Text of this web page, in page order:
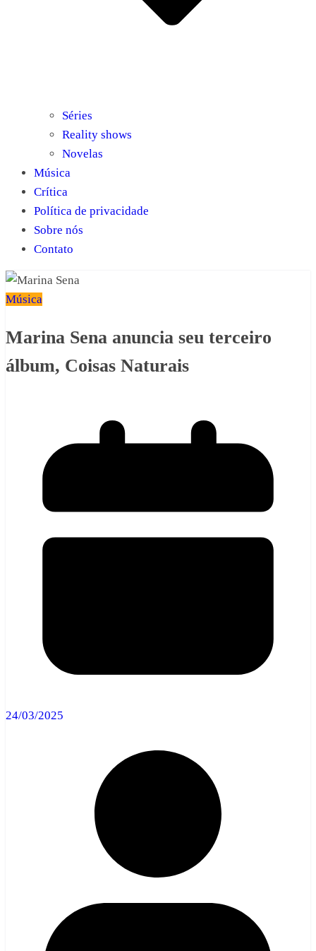
Séries
Reality shows
Novelas
Música
Crítica
Política de privacidade
Sobre nós
Contato
Música
Marina Sena anuncia seu terceiro
álbum, Coisas Naturais
24/03/2025